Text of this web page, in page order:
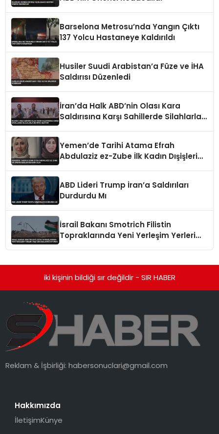
Barselona Metrosu’nda Yangın Çıktı
137 Yolcu Hastaneye Kaldırıldı
Husiler Suudi Arabistan’a Füze ve İHA
Saldırısı Düzenledi
İran’da Halk ABD’nin Olası Kara
Saldırısına Karşı Sahillerde Silahlarla
Yemen’de Tarihi Atama Efrah
Abdulaziz ez-Zube İlk Kadın Dışişleri
ABD Lideri Trump İran’a Saldırıları
Durdurdu Mı
İsrail Bakanı Smotrich Filistin
Topraklarında Yeni Yerleşim Yerleri
iki kişinin bildiği sır değildir - SIR HABER
Reklam & İşbirliği:habersonuclari@gmail.com
Hakkımızda
İletişimKünye